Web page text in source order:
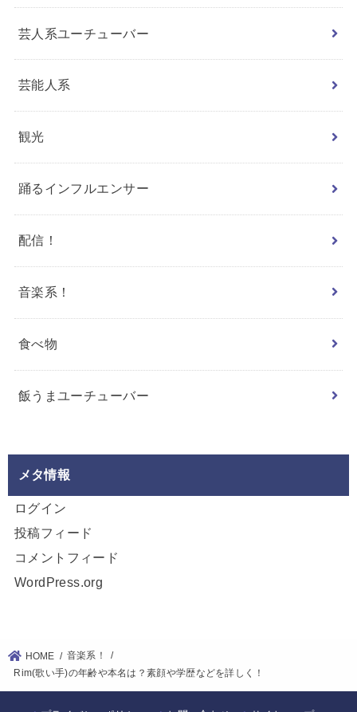
芸人系ユーチューバー
芸能人系
観光
踊るインフルエンサー
配信！
音楽系！
食べ物
飯うまユーチューバー
メタ情報
ログイン
投稿フィード
コメントフィード
WordPress.org
HOME
音楽系！
Rim(歌い手)の年齢や本名は？素顔や学歴などを詳しく！